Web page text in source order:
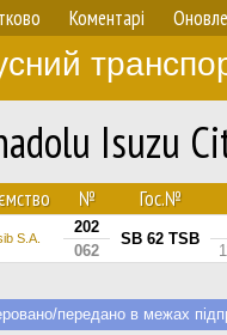
Коментарі
Isuzu
№ Гос.№
S.A.
202
SB 62 TSB
062
передано в межах